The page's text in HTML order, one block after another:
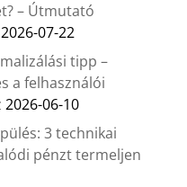
– Útmutató
2026-07-22
tipp –
a felhasználói
2026-06-10
3 technikai
pénzt termeljen